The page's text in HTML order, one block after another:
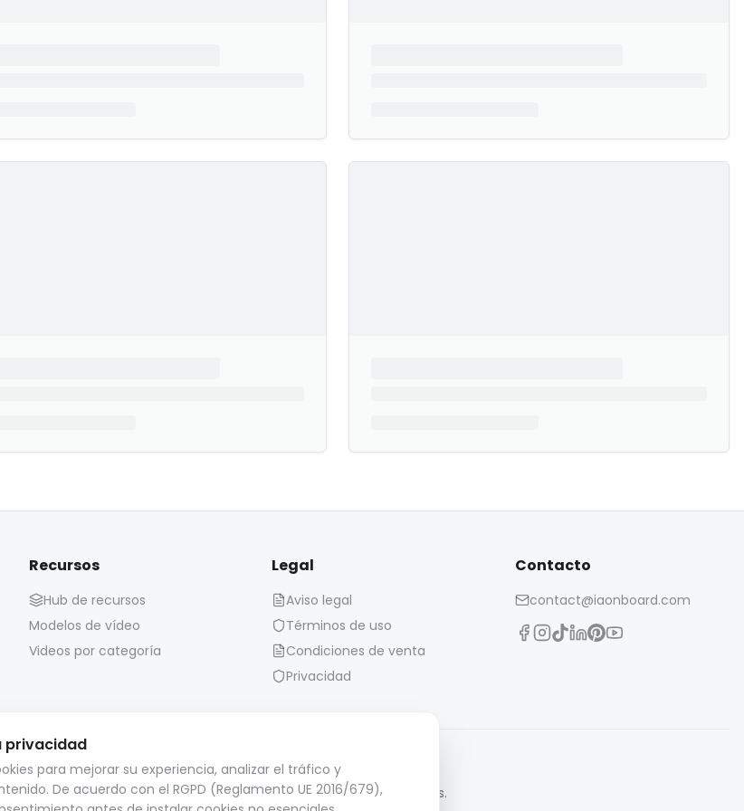
privacidad
para mejorar su experiencia, analizar el tráfico y
De acuerdo con el RGPD (Reglamento UE 2016/679),
Recursos
Hub de recursos
Modelos de vídeo
Videos por categoría
Legal
Aviso legal
Términos de uso
Condiciones de venta
Privacidad
Contacto
contact@iaonboard.com
Política de conservación:
vídeos, archivos de audio, etc.) se conservan durante 14 días.